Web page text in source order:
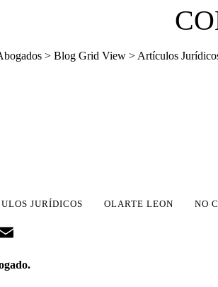
> Blog Grid View > Artículos
JURÍDICOS OLARTE LEON NO
m